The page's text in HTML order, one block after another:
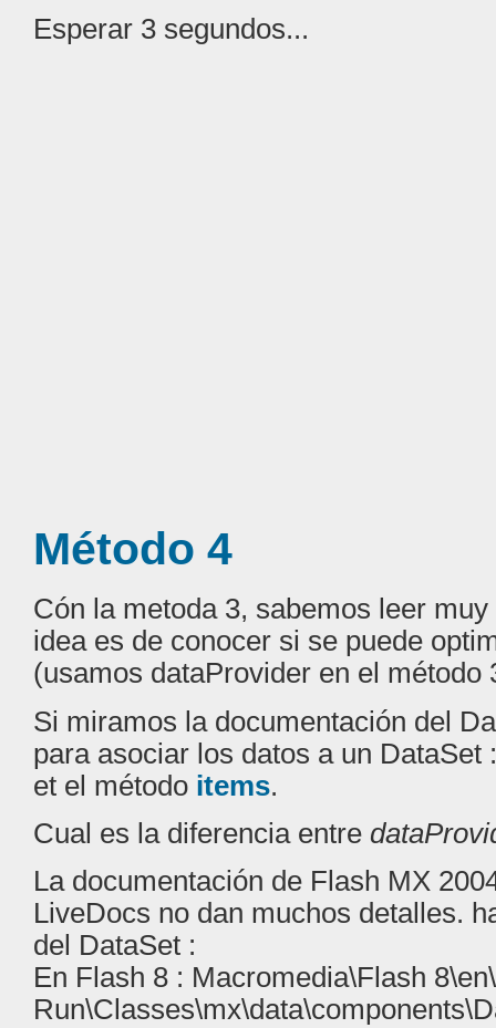
Esperar 3 segundos...
Método 4
Cón la metoda 3, sabemos leer
idea es de conocer si se puede
(usamos dataProvider en el método
Si miramos la documentación del
para asociar los datos a un
et el método items.
Cual es la diferencia entre
La documentación de Flash MX
LiveDocs no dan muchos detalles.
del DataSet :
En Flash 8 : Macromedia\Flash